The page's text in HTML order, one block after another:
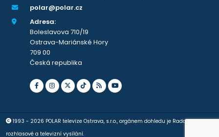
polar@polar.cz
Adresa:
Boleslavova 710/19
Ostrava-Mariánské Hory
709 00
Česká republika
1993 - 2026 POLAR televize Ostrava, s.r.o., orgánem dohledu je Rada pro
rozhlasové a televizní vysílání.